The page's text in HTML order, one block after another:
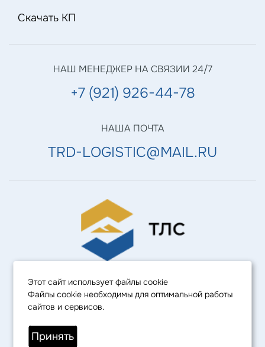
Скачать КП
НАШ МЕНЕДЖЕР НА СВЯЗИИ 24/7
+7 (921) 926-44-78
НАША ПОЧТА
TRD-LOGISTIC@MAIL.RU
Политика конфиденциальности
© 2025
Этот сайт использует файлы cookie
Файлы cookie необходимы для оптимальной работы
сайтов и сервисов.
Принять